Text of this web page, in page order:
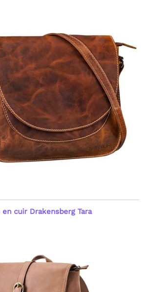
cuir Drakensberg Tara